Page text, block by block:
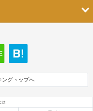
ングトップへ
は